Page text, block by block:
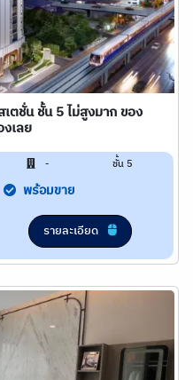
ตชั่น ชั้น 5 ไม่สูงมาก ของ
เลย
- ชั้น 5
พร้อมขาย
รายละเอียด